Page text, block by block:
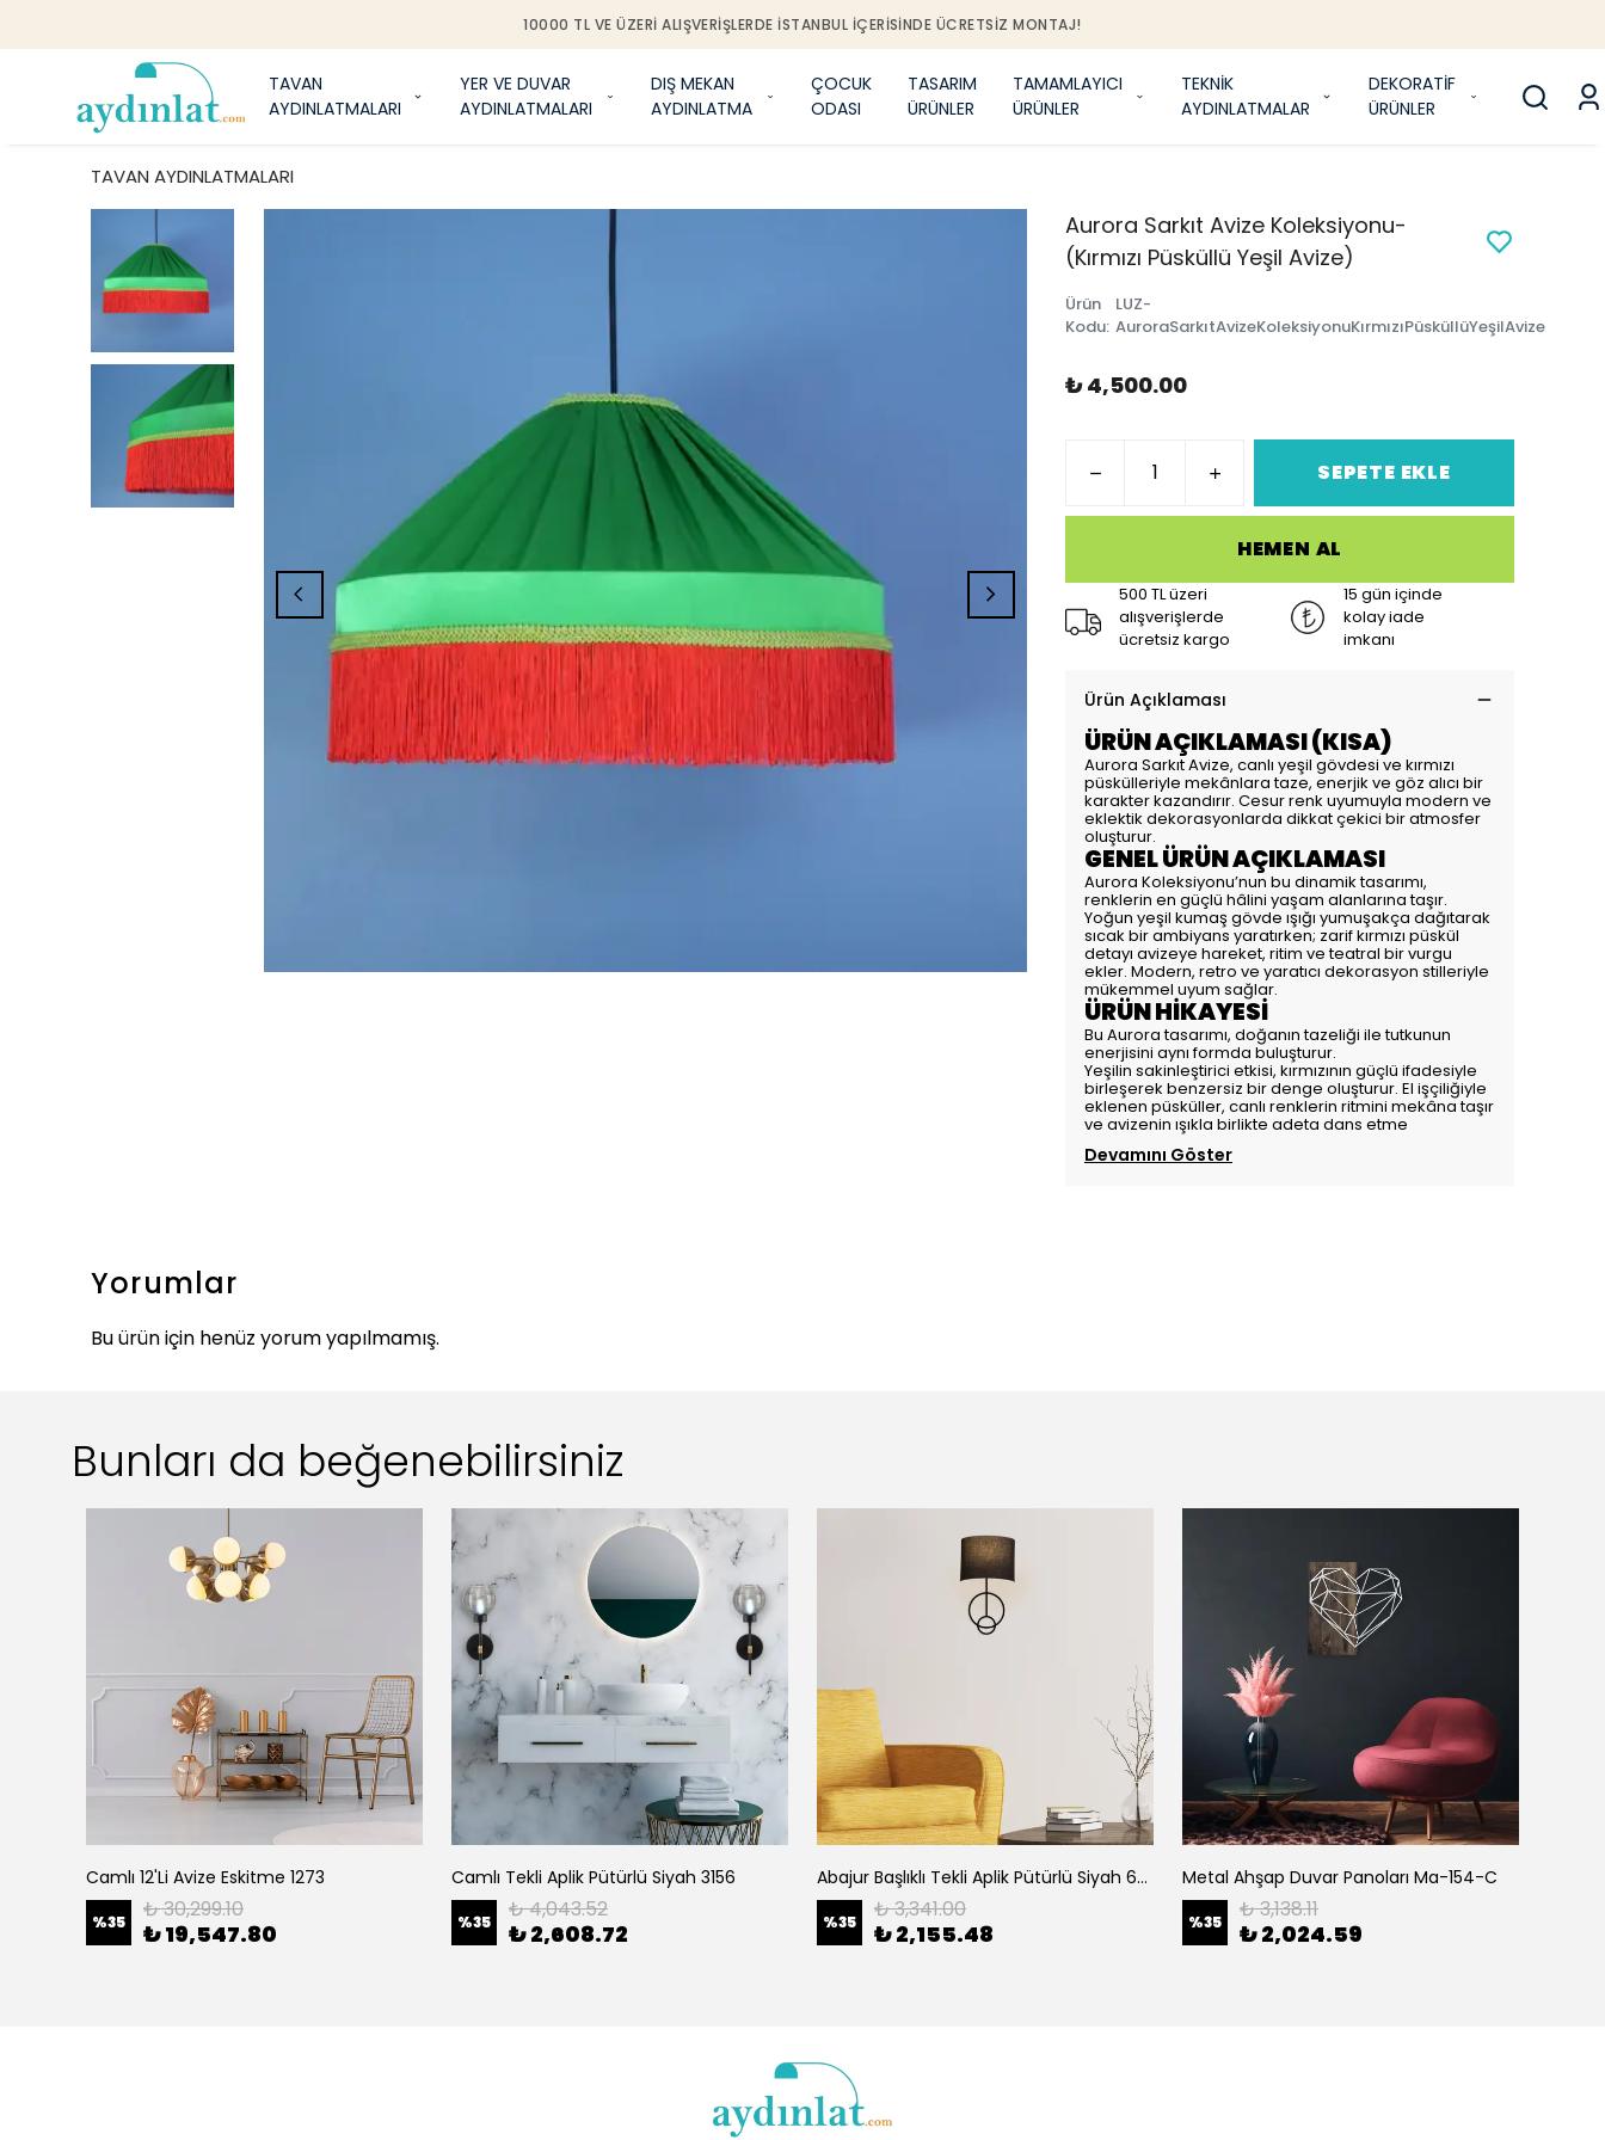
10000 TL VE ÜZERI ALIŞVERIŞLERDE İSTANBUL IÇERISINDE ÜCRETSIZ MONTAJ!
TAVAN
AYDINLATMALARI
YER VE DUVAR
AYDINLATMALARI
DIŞ MEKAN
AYDINLATMA
ÇOCUK
ODASI
TASARIM
ÜRÜNLER
TAMAMLAYICI
ÜRÜNLER
TEKNİK
AYDINLATMALAR
DEKORATİF
ÜRÜNLER
TAVAN AYDINLATMALARI
Aurora Sarkıt Avize Koleksiyonu-
(Kırmızı Püsküllü Yeşil Avize)
Ürün
Kodu:
LUZ-
AuroraSarkıtAvizeKoleksiyonuKırmızıPüsküllüYeşilAvize
₺ 4,500.00
SEPETE EKLE
HEMEN AL
500 TL üzeri
alışverişlerde
ücretsiz kargo
15 gün içinde
kolay iade
imkanı
Ürün Açıklaması
ÜRÜN AÇIKLAMASI (KISA)
Aurora Sarkıt Avize, canlı yeşil gövdesi ve kırmızı
püskülleriyle mekânlara taze, enerjik ve göz alıcı bir
karakter kazandırır. Cesur renk uyumuyla modern ve
eklektik dekorasyonlarda dikkat çekici bir atmosfer
oluşturur.
GENEL ÜRÜN AÇIKLAMASI
Aurora Koleksiyonu’nun bu dinamik tasarımı,
renklerin en güçlü hâlini yaşam alanlarına taşır.
Yoğun yeşil kumaş gövde ışığı yumuşakça dağıtarak
sıcak bir ambiyans yaratırken; zarif kırmızı püskül
detayı avizeye hareket, ritim ve teatral bir vurgu
ekler. Modern, retro ve yaratıcı dekorasyon stilleriyle
mükemmel uyum sağlar.
ÜRÜN HİKAYESİ
Bu Aurora tasarımı, doğanın tazeliği ile tutkunun
enerjisini aynı formda buluşturur.
Yeşilin sakinleştirici etkisi, kırmızının güçlü ifadesiyle
birleşerek benzersiz bir denge oluşturur. El işçiliğiyle
eklenen püsküller, canlı renklerin ritmini mekâna taşır
ve avizenin ışıkla birlikte adeta dans etme
Devamını Göster
Yorumlar
Bu ürün için henüz yorum yapılmamış.
Bunları da beğenebilirsiniz
Camlı 12'Li Avize Eskitme 1273
%35 ₺ 30,299.10
₺ 19,547.80
Camlı Tekli Aplik Pütürlü Siyah 3156
%35 ₺ 4,043.52
₺ 2,608.72
Abajur Başlıklı Tekli Aplik Pütürlü Siyah 6981
%35 ₺ 3,341.00
₺ 2,155.48
Metal Ahşap Duvar Panoları Ma-154-C
%35 ₺ 3,138.11
₺ 2,024.59